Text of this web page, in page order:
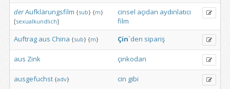
derAufklärungsfilm {sub} {m}
[sexualkundlich]
cinsel açıdan aydınlatıcı
film
Auftrag aus China {sub} {m} Çin`den sipariş
aus Zink çinkodan
ausgefuchst {adv} cin gibi